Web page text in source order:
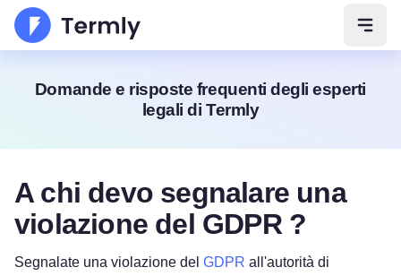
Apri
Domande e risposte frequenti degli esperti
legali di Termly
A chi devo segnalare una
violazione del GDPR ?
Segnalate una violazione del GDPR all'autorità di